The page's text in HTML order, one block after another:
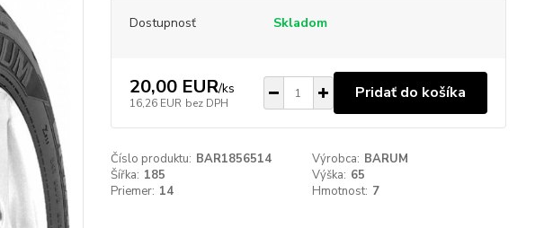
Dostupnosť Skladom
20,00 EUR/ks
16,26 EUR bez DPH
Pridať do košíka
Číslo produktu: BAR1856514 Výrobca: BARUM
Šířka: 185 Výška: 65
Priemer: 14 Hmotnost: 7